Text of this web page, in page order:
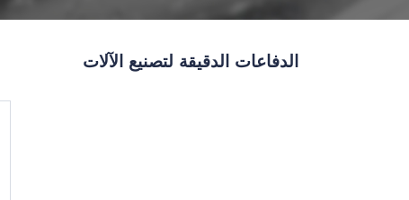
الدفاعات الدقيقة لتصنيع الآلات